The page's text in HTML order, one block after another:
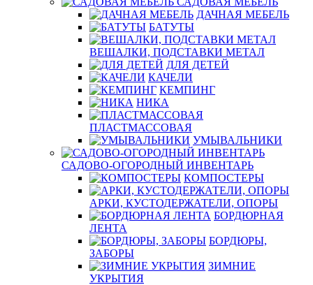
ДАЧНАЯ МЕБЕЛЬ
БАТУТЫ
ВЕШАЛКИ, ПОДСТАВКИ МЕТАЛ
ДЛЯ ДЕТЕЙ
КАЧЕЛИ
КЕМПИНГ
НИКА
ПЛАСТМАССОВАЯ
УМЫВАЛЬНИКИ
САДОВО-ОГОРОДНЫЙ ИНВЕНТАРЬ
КОМПОСТЕРЫ
АРКИ, КУСТОДЕРЖАТЕЛИ, ОПОРЫ
БОРДЮРНАЯ
ЛЕНТА
БОРДЮРЫ,
ЗАБОРЫ
ЗИМНИЕ
УКРЫТИЯ